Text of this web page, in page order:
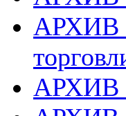
АРХИВ
АРХИВ